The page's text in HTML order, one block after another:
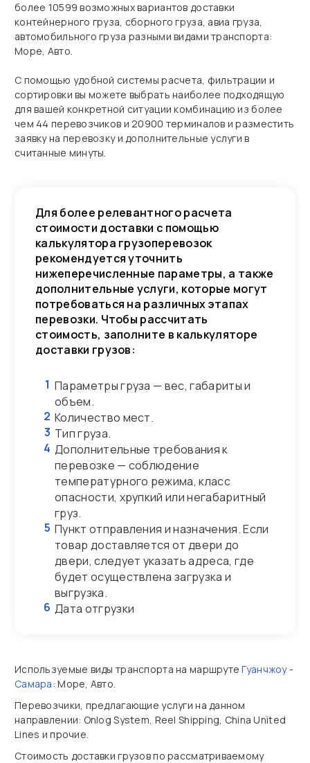
более 10599 возможных вариантов доставки
контейнерного груза, сборного груза, авиа груза,
автомобильного груза разными видами транспорта:
Море, Авто.
С помощью удобной системы расчета, фильтрации и
сортировки вы можете выбрать наиболее подходящую
для вашей конкретной ситуации комбинацию из более
чем 44 перевозчиков и 20900 терминалов и разместить
заявку на перевозку и дополнительные услуги в
считанные минуты.
Для более релевантного расчета
стоимости доставки с помощью
калькулятора грузоперевозок
рекомендуется уточнить
нижеперечисленные параметры, а также
дополнительные услуги, которые могут
потребоваться на различных этапах
перевозки. Чтобы рассчитать
стоимость, заполните в калькуляторе
доставки грузов:
1 Параметры груза — вес, габариты и
объем.
2 Количество мест.
3 Тип груза.
4 Дополнительные требования к
перевозке — соблюдение
температурного режима, класс
опасности, хрупкий или негабаритный
груз.
5 Пункт отправления и назначения. Если
товар доставляется от двери до
двери, следует указать адреса, где
будет осуществлена загрузка и
выгрузка.
6 Дата отгрузки
Используемые виды транспорта на маршрутеГуанчжоу-
Самара: Море, Авто.
Перевозчики, предлагающие услуги на данном
направлении: Onlog System, Reel Shipping, China United
Lines и прочие.
Стоимость доставки грузов по рассматриваемому